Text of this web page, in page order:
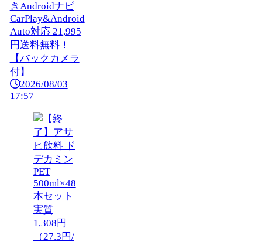
きAndroidナビ
CarPlay&Android
Auto対応 21,995
円送料無料！
【バックカメラ
付】
2026/08/03
17:57